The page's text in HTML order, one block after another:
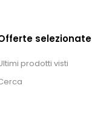
selezionate
prodotti visti